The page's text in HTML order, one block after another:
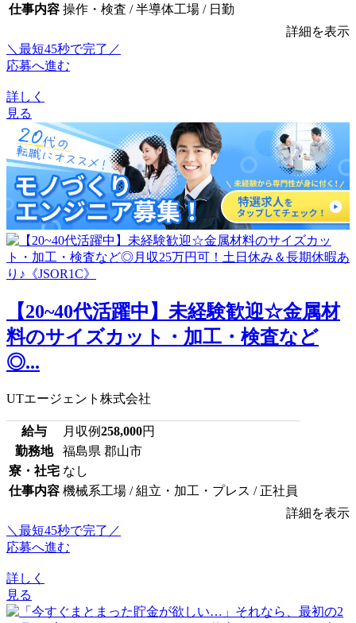
仕事内容 操作・検査 / 半導体工場 / 日勤
詳細を表示
＼最短45秒で完了／
応募へ進む
詳しく
見る
【20~40代活躍中】未経験歓迎☆金属材
料のサイズカット・加工・検査など
◎...
UTエージェント株式会社
給与 月収例258,000円
勤務地
福島県 郡山市
寮・社宅 なし
仕事内容 機械系工場 / 組立・加工・プレス / 正社員
詳細を表示
＼最短45秒で完了／
応募へ進む
詳しく
見る